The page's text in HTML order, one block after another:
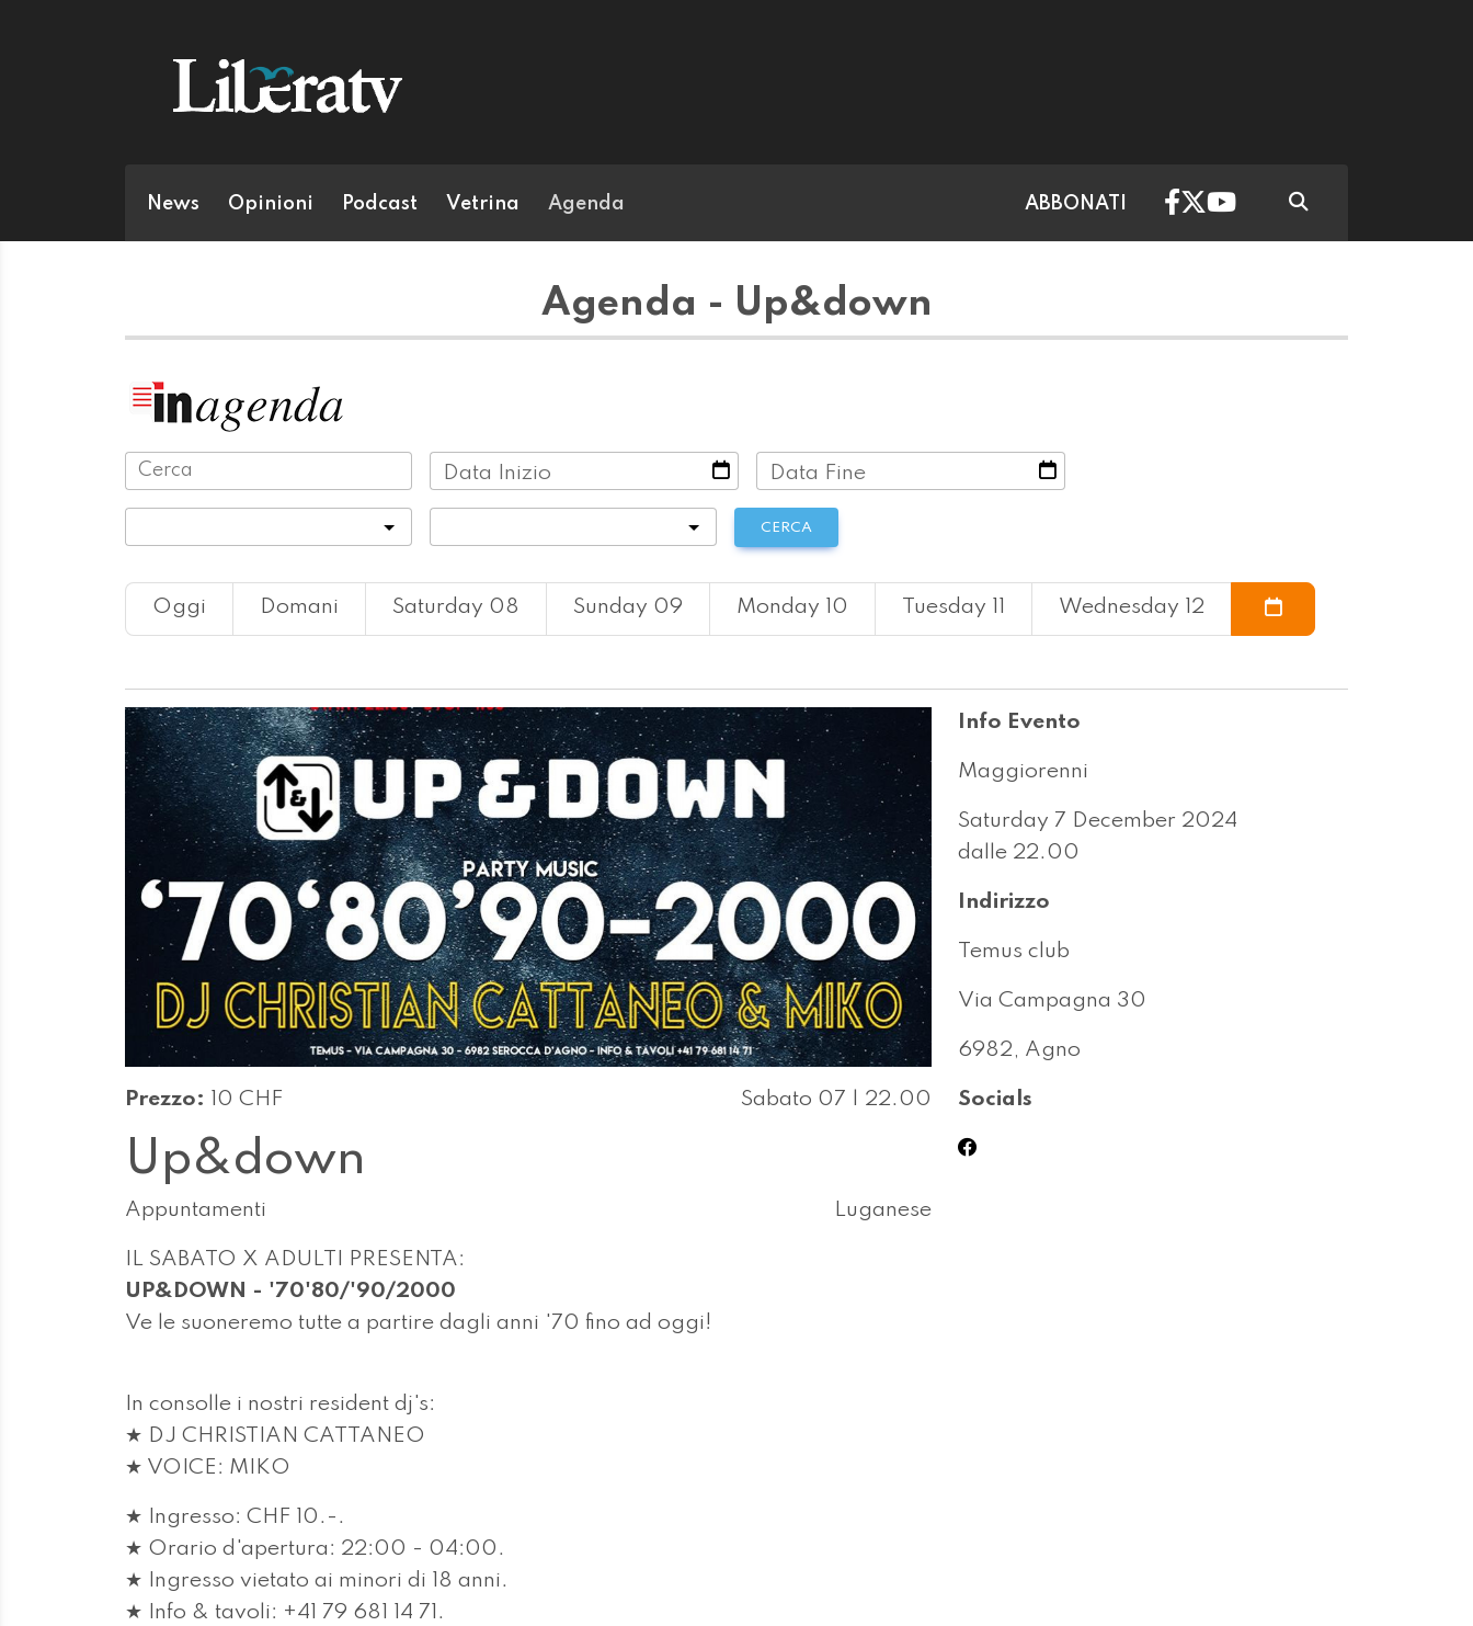
News Opinioni Podcast Vetrina Agenda ABBONATI
Agenda - Up&down
Data Inizio Data Fine
CERCA
Oggi Domani Saturday 08 Sunday 09 Monday 10 Tuesday 11 Wednesday 12
Prezzo: 10 CHF Sabato 07 | 22.00
Up&down
Appuntamenti Luganese
IL SABATO X ADULTI PRESENTA:
UP&DOWN - '70'80/'90/2000
Ve le suoneremo tutte a partire dagli anni '70 fino ad oggi!
In consolle i nostri resident dj's:
★ DJ CHRISTIAN CATTANEO
★ VOICE: MIKO
★ Ingresso: CHF 10.-.
★ Orario d'apertura: 22:00 - 04:00.
★ Ingresso vietato ai minori di 18 anni.
★ Info & tavoli: +41 79 681 14 71.
Info Evento
Maggiorenni
Saturday 7 December 2024
dalle 22.00
Indirizzo
Temus club
Via Campagna 30
6982, Agno
Socials